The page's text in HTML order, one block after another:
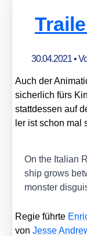
30.04.2021•
Auch der
sicher­lich fürs
statt­des­sen auf
ler ist schon mal
On the Ita­li­an
ship grows
mons­ter
Regie führ­te
vonJes­se